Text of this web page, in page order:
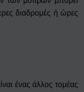
διαδρομές ή ώρες
ένας άλλος τομέας